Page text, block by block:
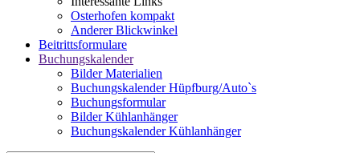
Osterhofen kompakt
Anderer Blickwinkel
Beitrittsformulare
Buchungskalender
Bilder Materialien
Buchungskalender Hüpfburg/Auto`s
Buchungsformular
Bilder Kühlanhänger
Buchungskalender Kühlanhänger